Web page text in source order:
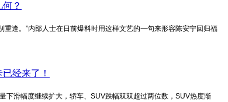
？
逢。”内部人士在日前爆料时用这样文艺的一句来形容陈安宁回归福
经来了！
下滑幅度继续扩大，轿车、SUV跌幅双双超过两位数，SUV热度渐